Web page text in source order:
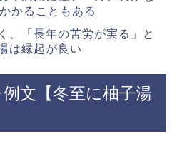
かることもある
、「長年の苦労が実る」と
は縁起が良い
文【冬至に柚子湯